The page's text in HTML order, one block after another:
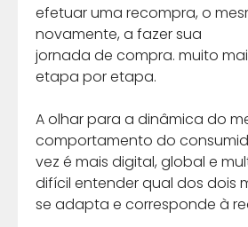
efetuar uma recompra, o
novamente, a fazer sua
jornada de compra. muito
etapa por etapa.
A olhar para a dinâmica do
comportamento do
vez é mais digital, global e
difícil entender qual dos dois
se adapta e corresponde à